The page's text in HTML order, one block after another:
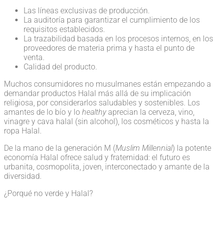
Las líneas exclusivas de producción.
La auditoría para garantizar el cumplimiento de los
requisitos establecidos.
La trazabilidad basada en los procesos internos, en los
proveedores de materia prima y hasta el punto de
venta.
Calidad del producto.
Muchos consumidores no musulmanes están empezando a
demandar productos Halal más allá de su implicación
religiosa, por considerarlos saludables y sostenibles. Los
amantes de lo bío y lo healthyaprecian la cerveza, vino,
vinagre y cava halal (sin alcohol), los cosméticos y hasta la
ropa Halal.
De la mano de la generación M (Muslim Millennial) la potente
economía Halal ofrece salud y fraternidad: el futuro es
urbanita, cosmopolita, joven, interconectado y amante de la
diversidad.
¿Porqué no verde y Halal?